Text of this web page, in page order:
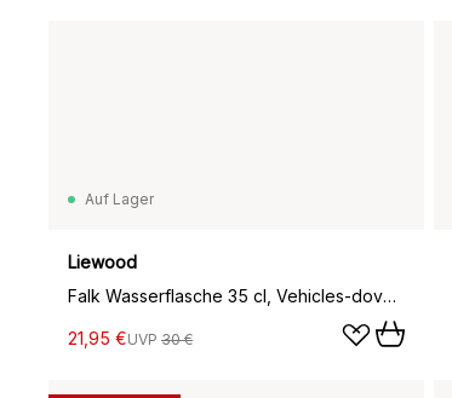
Auf Lager
Liewood
Falk Wasserflasche 35 cl, Vehicles-dove blue mix
21,95 €UVP 30 €